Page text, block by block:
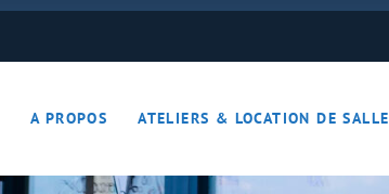
A PROPOS ATELIERS & LOCATION DE SALLE
ON JOUE… ON S’DETEND !!